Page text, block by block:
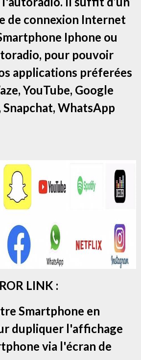
de connexion Internet
Iphone ou
pour pouvoir
applications préferées
YouTube, Google
WhatsApp
LINK :
Smartphone en
dupliquer l'affichage
via l'écran de